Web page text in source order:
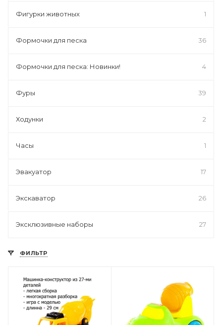
Фигурки животных 1
Формочки для песка 36
Формочки для песка: Новинки! 4
Фуры 39
Ходунки 2
Часы 1
Эвакуатор 17
Экскаватор 26
Эксклюзивные наборы 27
ФИЛЬТР